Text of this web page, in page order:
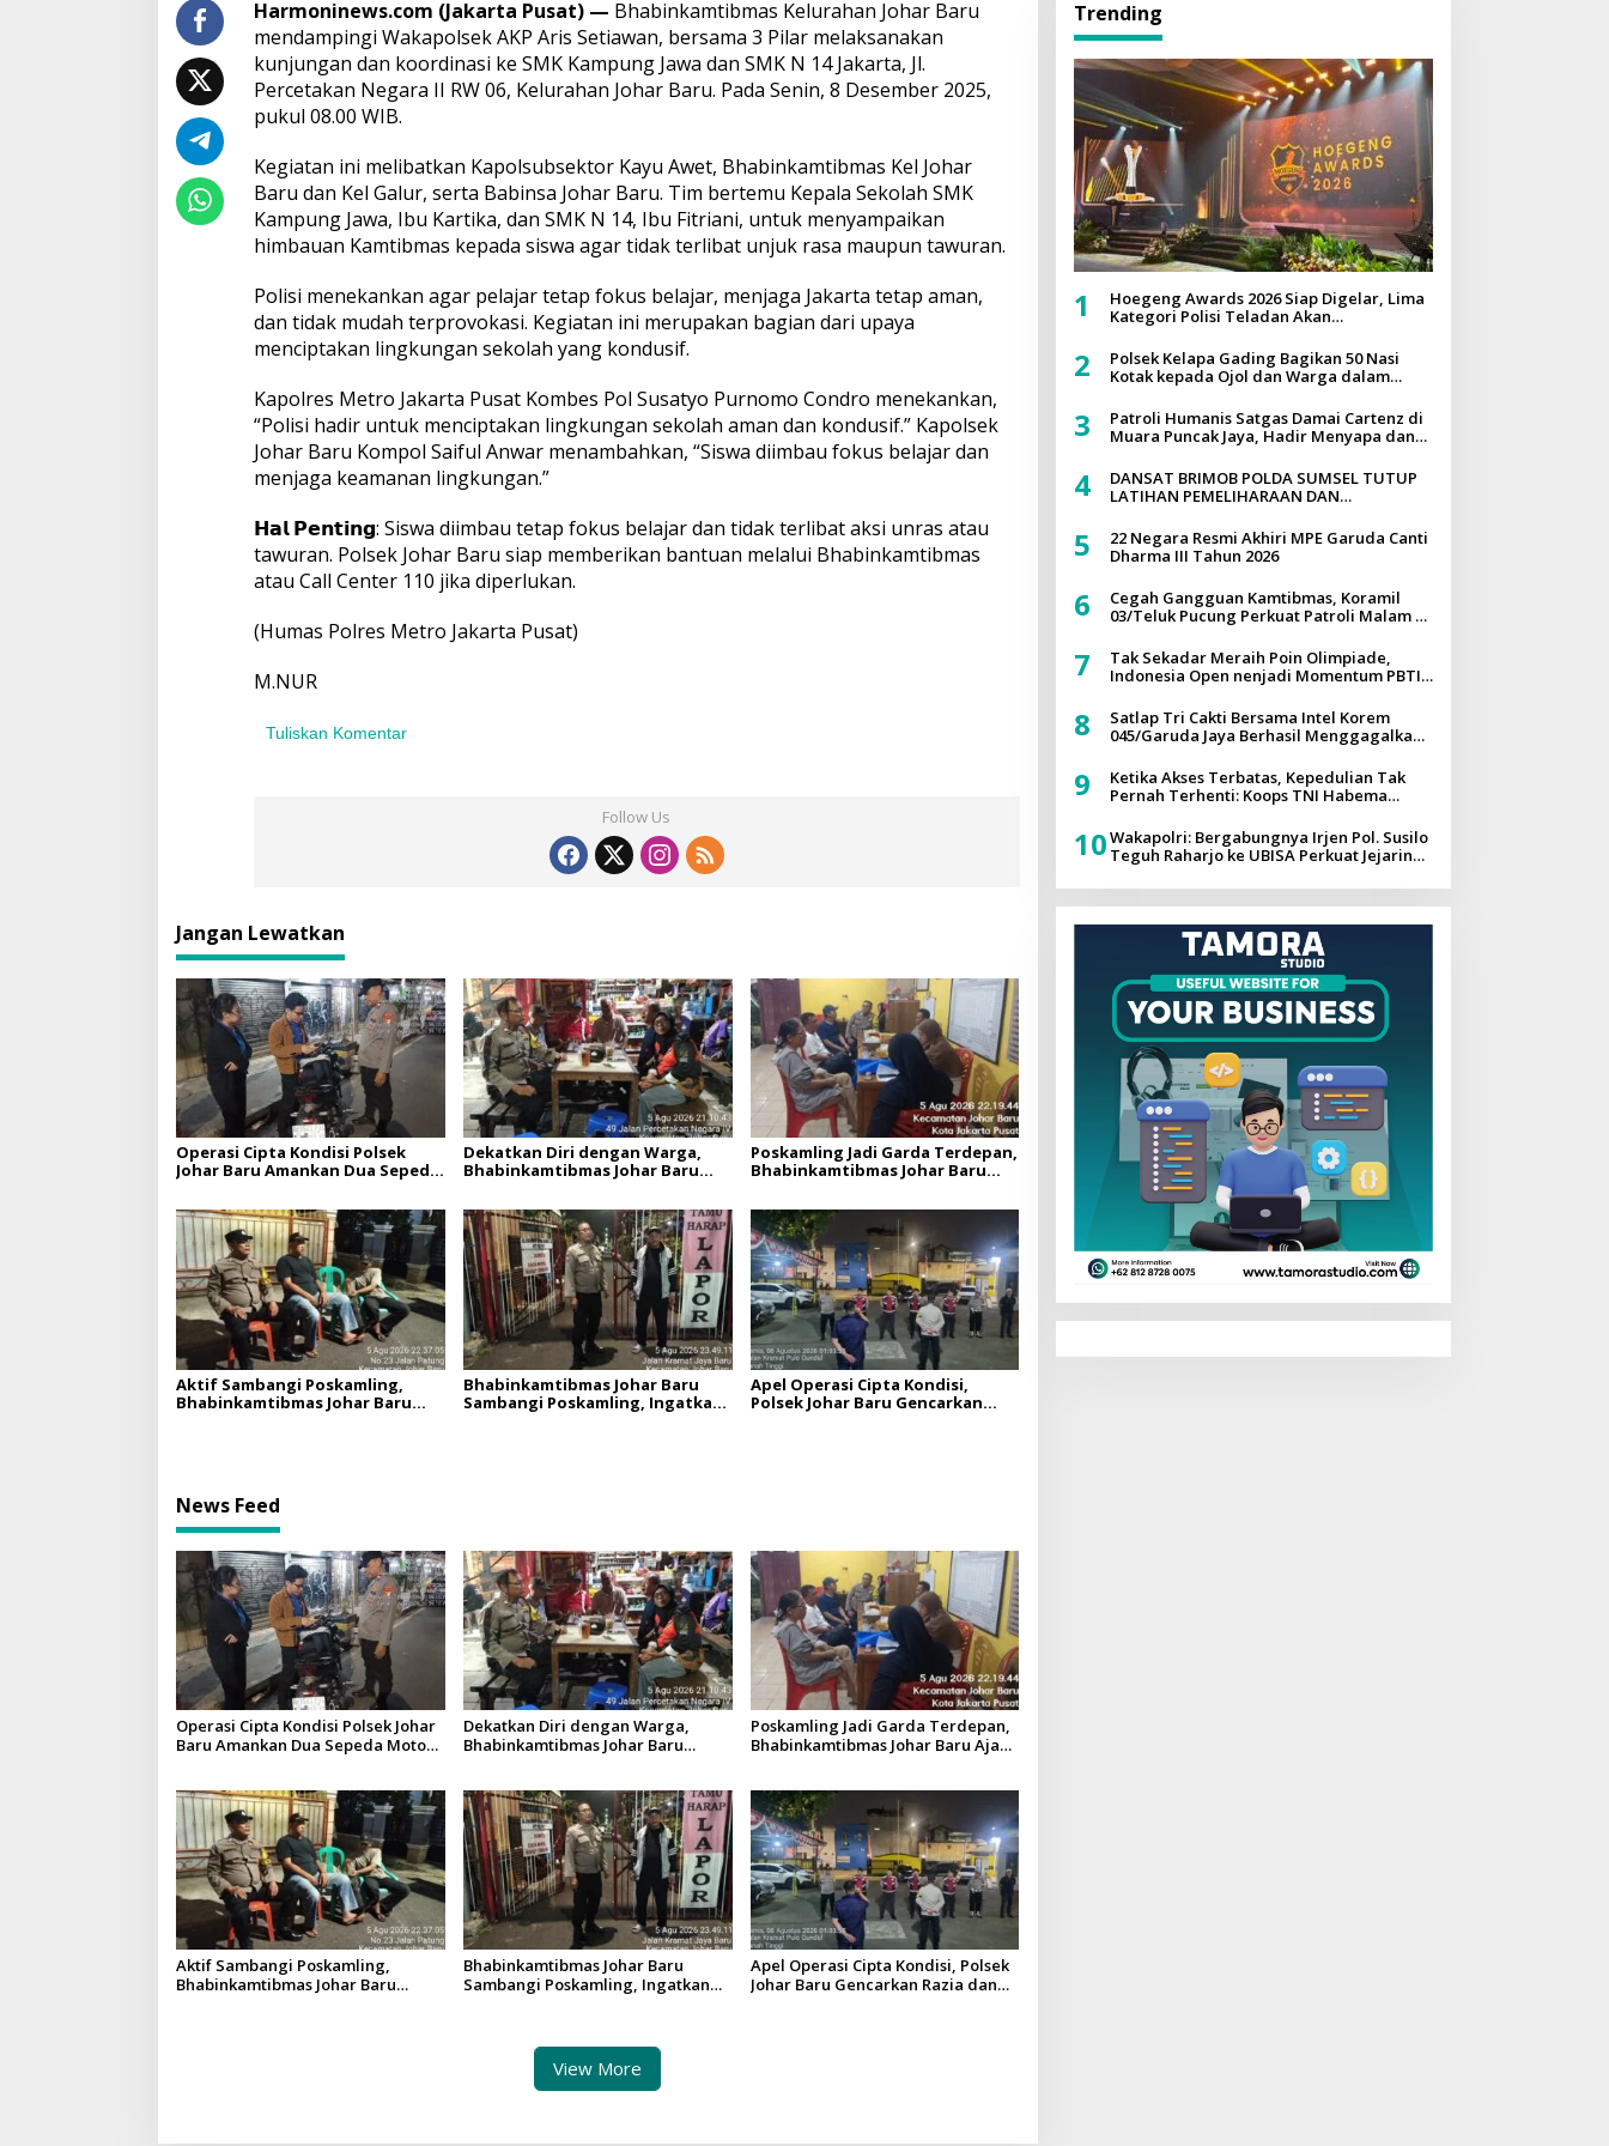
i
S
M
K
K
a
m
n
g
J
a
w
a
a
n
S
M
1
4
J
a
k
a
t
a
Harmoninews.com (Jakarta Pusat) — Bhabinkamtibmas Kelurahan Johar Baru
mendampingi Wakapolsek AKP Aris Setiawan, bersama 3 Pilar melaksanakan
kunjungan dan koordinasi ke SMK Kampung Jawa dan SMK N 14 Jakarta, Jl.
Percetakan Negara II RW 06, Kelurahan Johar Baru. Pada Senin, 8 Desember 2025,
pukul 08.00 WIB.
Kegiatan ini melibatkan Kapolsubsektor Kayu Awet, Bhabinkamtibmas Kel Johar
Baru dan Kel Galur, serta Babinsa Johar Baru. Tim bertemu Kepala Sekolah SMK
Kampung Jawa, Ibu Kartika, dan SMK N 14, Ibu Fitriani, untuk menyampaikan
himbauan Kamtibmas kepada siswa agar tidak terlibat unjuk rasa maupun tawuran.
Polisi menekankan agar pelajar tetap fokus belajar, menjaga Jakarta tetap aman,
dan tidak mudah terprovokasi. Kegiatan ini merupakan bagian dari upaya
menciptakan lingkungan sekolah yang kondusif.
Kapolres Metro Jakarta Pusat Kombes Pol Susatyo Purnomo Condro menekankan,
“Polisi hadir untuk menciptakan lingkungan sekolah aman dan kondusif.” Kapolsek
Johar Baru Kompol Saiful Anwar menambahkan, “Siswa diimbau fokus belajar dan
menjaga keamanan lingkungan.”
𝗛𝗮𝗹 𝗣𝗲𝗻𝘁𝗶𝗻𝗴: Siswa diimbau tetap fokus belajar dan tidak terlibat aksi unras atau
tawuran. Polsek Johar Baru siap memberikan bantuan melalui Bhabinkamtibmas
atau Call Center 110 jika diperlukan.
(Humas Polres Metro Jakarta Pusat)
M.NUR
Tuliskan Komentar
Follow Us
Jangan Lewatkan
Operasi Cipta Kondisi Polsek
Johar Baru Amankan Dua Sepeda
Surat-surat Kendaraan
Dekatkan Diri dengan Warga,
Bhabinkamtibmas Johar Baru
Poskamling Jadi Garda Terdepan,
Bhabinkamtibmas Johar Baru
Kewaspadaan
Aktif Sambangi Poskamling,
Bhabinkamtibmas Johar Baru
Bhabinkamtibmas Johar Baru
Sambangi Poskamling, Ingatkan
Apel Operasi Cipta Kondisi,
Polsek Johar Baru Gencarkan
News Feed
Operasi Cipta Kondisi Polsek Johar
Baru Amankan Dua Sepeda Motor
Dekatkan Diri dengan Warga,
Bhabinkamtibmas Johar Baru
Poskamling Jadi Garda Terdepan,
Bhabinkamtibmas Johar Baru Ajak
Aktif Sambangi Poskamling,
Bhabinkamtibmas Johar Baru
Bhabinkamtibmas Johar Baru
Sambangi Poskamling, Ingatkan
Apel Operasi Cipta Kondisi, Polsek
Johar Baru Gencarkan Razia dan
View More
Trending
1
Hoegeng Awards 2026 Siap Digelar, Lima
Kategori Polisi Teladan Akan
2
Polsek Kelapa Gading Bagikan 50 Nasi
Kotak kepada Ojol dan Warga dalam
3
Patroli Humanis Satgas Damai Cartenz di
Muara Puncak Jaya, Hadir Menyapa dan
4
DANSAT BRIMOB POLDA SUMSEL TUTUP
LATIHAN PEMELIHARAAN DAN
TAHUN ANGGARAN 2026
5
22 Negara Resmi Akhiri MPE Garuda Canti
Dharma III Tahun 2026
6
Cegah Gangguan Kamtibmas, Koramil
03/Teluk Pucung Perkuat Patroli Malam di
7
Tak Sekadar Meraih Poin Olimpiade,
Indonesia Open nenjadi Momentum PBTI
Indonesia
8
Satlap Tri Cakti Bersama Intel Korem
045/Garuda Jaya Berhasil Menggagalkan
Menyelamatkan Potensi Kerugian Negara
Sebesar Rp6,7 Miliar
9
Ketika Akses Terbatas, Kepedulian Tak
Pernah Terhenti: Koops TNI Habema
10Wakapolri: Bergabungnya Irjen Pol. Susilo
Teguh Raharjo ke UBISA Perkuat Jejaring